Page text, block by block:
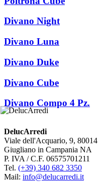
Divano Night
Divano Luna
Divano Duke
Divano Cube
Divano Compo 4 Pz.
DelucArredi
Viale dell'Acquario, 9, 80014
Giugliano in Campania NA
P. IVA / C.F. 06575701211
Tel. (+39) 340 682 3350
Mail: info@delucarredi.it